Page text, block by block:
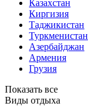
Казахстан
Киргизия
Таджикистан
Туркменистан
Азербайджан
Армения
Грузия
Показать все
Виды отдыха